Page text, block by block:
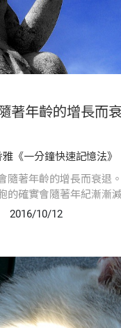
著年齡的增長而
《一分鐘快速記憶法》
隨著年齡的增長而衰退
的確實會隨著年紀漸漸
細胞的數量......
2016/10/12